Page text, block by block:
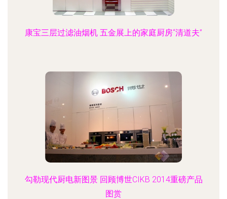
康宝三层过滤油烟机 五金展上的家庭厨房“清道夫”
勾勒现代厨电新图景 回顾博世CIKB 2014重磅产品
图赏